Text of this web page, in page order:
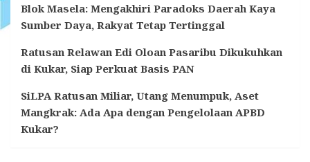
Blok Masela: Mengakhiri Paradoks Daerah Kaya
Sumber Daya, Rakyat Tetap Tertinggal
Ratusan Relawan Edi Oloan Pasaribu Dikukuhkan
di Kukar, Siap Perkuat Basis PAN
SiLPA Ratusan Miliar, Utang Menumpuk, Aset
Mangkrak: Ada Apa dengan Pengelolaan APBD
Kukar?